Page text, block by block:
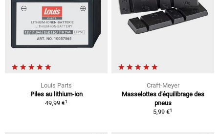
Louis Parts
Piles au lithium-ion
49,99 €1
Craft-Meyer
Masselottes d'équilibrage des
pneus
5,99 €1